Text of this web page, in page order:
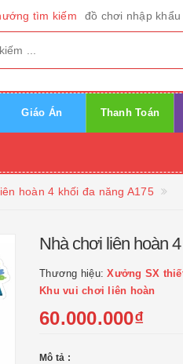
tìm kiếm đồ chơi nhập khẩu
Giáo Án Thanh Toán
hoàn 4 khối đa năng A175
Nhà chơi liên hoàn
Thương hiệu:Xưởng SX
Khu vui chơi liên hoàn
60.000.000₫
Mô tả :